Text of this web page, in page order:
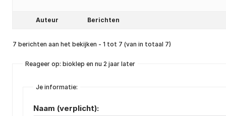
Auteur Berichten
7 berichten aan het bekijken - 1 tot 7 (van in totaal 7)
Reageer op: bioklep en nu 2 jaar later
Je informatie:
Naam (verplicht):